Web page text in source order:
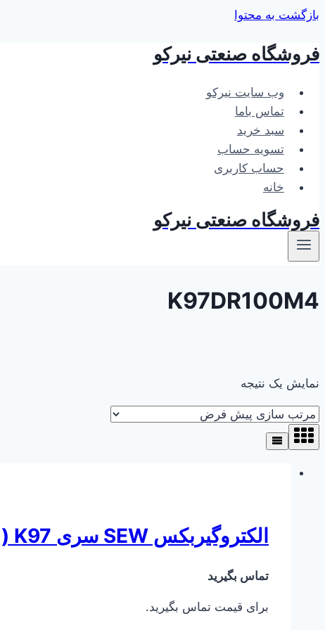
بازگشت به محتوا
فروشگاه صنعتی نیرکو
وب سایت نیرکو
تماس باما
سبد خرید
تسویه حساب
حساب کاربری
خانه
فروشگاه صنعتی نیرکو
K97DR100M4
نمایش یک نتیجه
الکتروگیربکس SEW سری K97 ( کرانویل پینیون )
تماس بگیرید
برای قیمت تماس بگیرید.